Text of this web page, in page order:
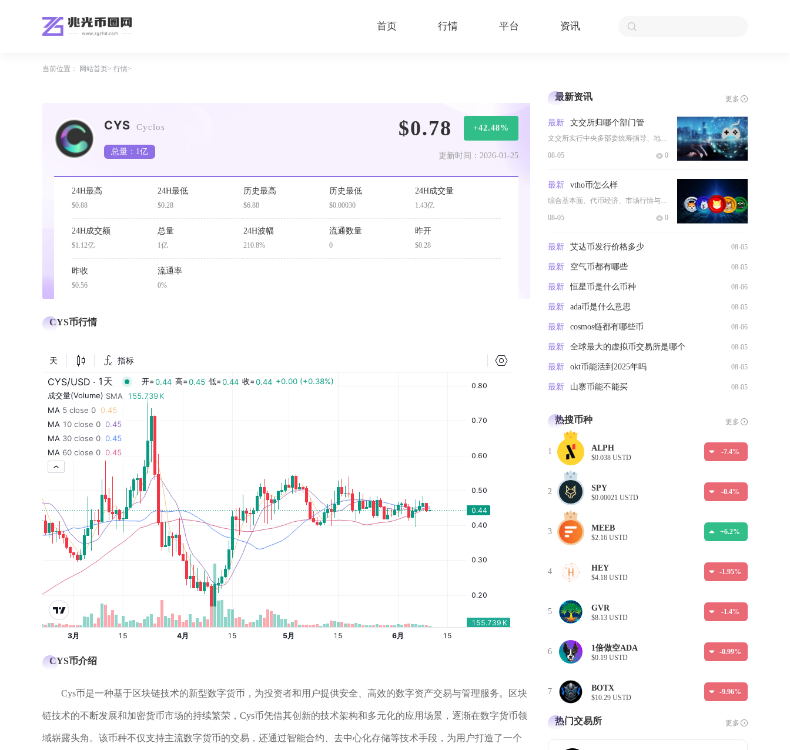
首页 行情 平台 资讯
当前位置： 网站首页 行情
CYS Cyclos
总量：1亿
$0.78 +42.48%
更新时间：2026-01-25
24H最高
$0.88
24H最低
$0.28
历史最高
$6.88
历史最低
$0.00030
24H成交量
1.43亿
24H成交额
$1.12亿
总量
1亿
24H波幅
210.8%
流通数量
0
昨开
$0.28
昨收
$0.56
流通率
0%
CYS币行情
CYS币介绍
Cys币是一种基于区块链技术的新型数字货币，为投资者和用户提供安全、高效的数字资产交易与管理服务。区块
链技术的不断发展和加密货币市场的持续繁荣，Cys币凭借其创新的技术架构和多元化的应用场景，逐渐在数字货币领
域崭露头角。该币种不仅支持主流数字货币的交易，还通过智能合约、去中心化存储等技术手段，为用户打造了一个
最新资讯 更多
最新 文交所归哪个部门管
文交所实行中央多部委统筹指导、地方宣传文旅部门主管、地方金融监管局综合协调、省级政府属地总
08-05 0
最新 vtho币怎么样
综合基本面、代币经济、市场行情与生态落地VTHO属于依附唯链生态的功能性燃料代币，具备真实
08-05 0
最新 艾达币发行价格多少 08-05
最新 空气币都有哪些 08-05
最新 恒星币是什么币种 08-06
最新 ada币是什么意思 08-05
最新 cosmos链都有哪些币 08-06
最新 全球最大的虚拟币交易所是哪个 08-05
最新 okt币能活到2025年吗 08-05
最新 山寨币能不能买 08-05
热搜币种 更多
1 ALPH
$0.038 USTD
-7.4%
2 SPY
$0.00021 USTD
-0.4%
3 MEEB
$2.16 USTD
+6.2%
4 HEY
$4.18 USTD
-1.95%
5 GVR
$8.13 USTD
-1.4%
6 1倍做空ADA
$0.19 USTD
-0.99%
7 BOTX
$10.29 USTD
-9.96%
热门交易所 更多